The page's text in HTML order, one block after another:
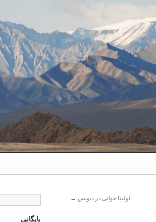
لولیتا خوانی در دیویس →
بایگانی